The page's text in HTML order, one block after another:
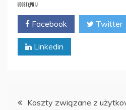
UDOSTĘPNIJ
Facebook Twitter
Linkedin
Nawigacja
Koszty związane z